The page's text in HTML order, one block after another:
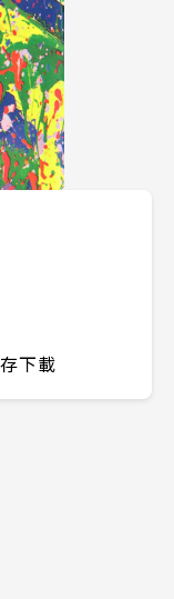
下載